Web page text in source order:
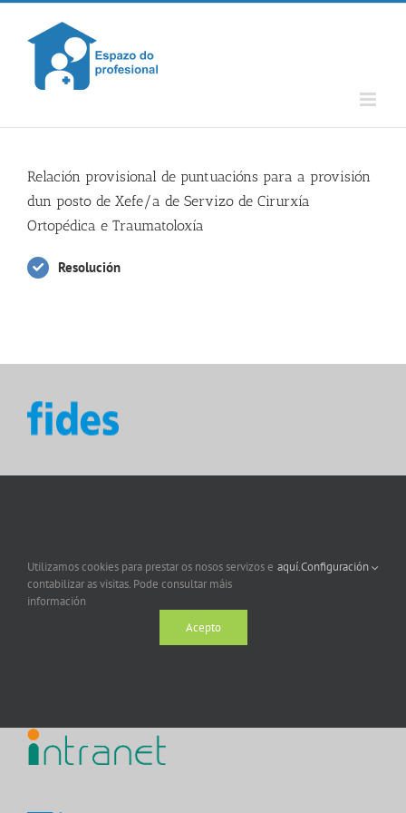
Skip
content
Relación provisional de puntuacións para a provisión
dun posto de Xefe/a de Servizo de Cirurxía
Ortopédica e Traumatoloxía
Resolución
Utilizamos cookies para prestar os nosos servizos e
contabilizar as visitas. Pode consultar máis
información
aquí.Configuración
Acepto